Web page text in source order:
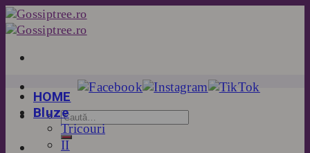
Skip
to
HOME
Bluze
Tricouri
II